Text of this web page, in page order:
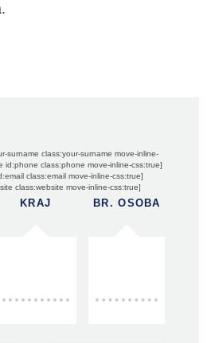
surname class:your-surname move-inline-
id:phone class:phone move-inline-css:true]
class:email move-inline-css:true]
class:website move-inline-css:true]
KRAJ BR. OSOBA